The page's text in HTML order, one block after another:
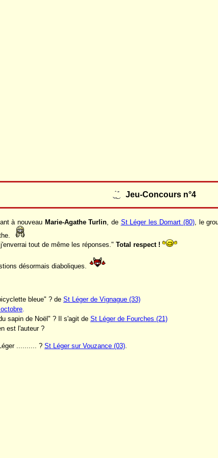
Jeu-Concours n°4
à nouveau Marie-Agathe Turlin, de St Léger les Domart (80), le
tout de même les réponses." Total respect !
désormais diaboliques.
bleue" ? de St Léger de Vignague (33)
.
sapin de Noël" ? Il s'agit de St Léger de Fourches (21)
est l'auteur ?
.......... ? St Léger sur Vouzance (03).